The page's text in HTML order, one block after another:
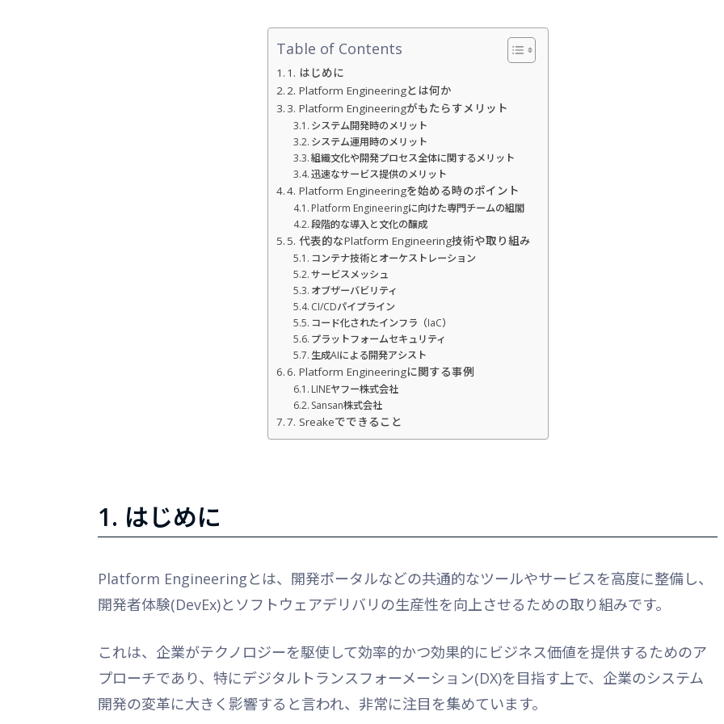
Table of Contents
1. はじめに
2. Platform Engineeringとは何か
3. Platform Engineeringがもたらすメリット
システム開発時のメリット
システム運用時のメリット
組織文化や開発プロセス全体に関するメリット
迅速なサービス提供のメリット
4. Platform Engineeringを始める時のポイント
Platform Engineeringに向けた専門チームの組閣
段階的な導入と文化の醸成
5. 代表的なPlatform Engineering技術や取り組み
コンテナ技術とオーケストレーション
サービスメッシュ
オブザーバビリティ
CI/CDパイプライン
コード化されたインフラ（IaC）
プラットフォームセキュリティ
生成AIによる開発アシスト
6. Platform Engineeringに関する事例
LINEヤフー株式会社
Sansan株式会社
7. Sreakeでできること
1. はじめに
Platform Engineeringとは、開発ポータルなどの共通的なツールやサービスを高度に整備し、
開発者体験(DevEx)とソフトウェアデリバリの生産性を向上させるための取り組みです。
これは、企業がテクノロジーを駆使して効率的かつ効果的にビジネス価値を提供するためのア
プローチであり、特にデジタルトランスフォーメーション(DX)を目指す上で、企業のシステム
開発の変革に大きく影響すると言われ、非常に注目を集めています。